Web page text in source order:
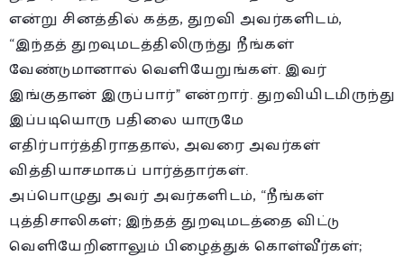
என்று சினத்தில் கத்த, துறவி அவர்களிடம்,
“இந்தத் துறவுமடத்திலிருந்து நீங்கள்
வேண்டுமானால் வெளியேறுங்கள். இவர்
இங்குதான் இருப்பார்” என்றார். துறவியிடமிருந்து
இப்படியொரு பதிலை யாருமே
எதிர்பார்த்திராததால், அவரை அவர்கள்
வித்தியாசமாகப் பார்த்தார்கள்.
அப்பொழுது அவர் அவர்களிடம், “நீங்கள்
புத்திசாலிகள்; இந்தத் துறவுமடத்தை விட்டு
வெளியேறினாலும் பிழைத்துக் கொள்வீர்கள்;